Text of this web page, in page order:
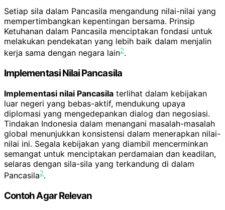
Setiap sila dalam Pancasila mengandung nilai-nilai yang
mempertimbangkan kepentingan bersama. Prinsip
Ketuhanan dalam Pancasila menciptakan fondasi untuk
melakukan pendekatan yang lebih baik dalam menjalin
kerja sama dengan negara lain2.
Implementasi Nilai Pancasila
Implementasi nilai Pancasila terlihat dalam kebijakan
luar negeri yang bebas-aktif, mendukung upaya
diplomasi yang mengedepankan dialog dan negosiasi.
Tindakan Indonesia dalam menangani masalah-masalah
global menunjukkan konsistensi dalam menerapkan nilai-
nilai ini. Segala kebijakan yang diambil mencerminkan
semangat untuk menciptakan perdamaian dan keadilan,
selaras dengan sila-sila yang terkandung di dalam
Pancasila2.
Contoh Agar Relevan